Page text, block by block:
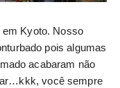
em Kyoto. Nosso
pois algumas
acabaram não
você sempre